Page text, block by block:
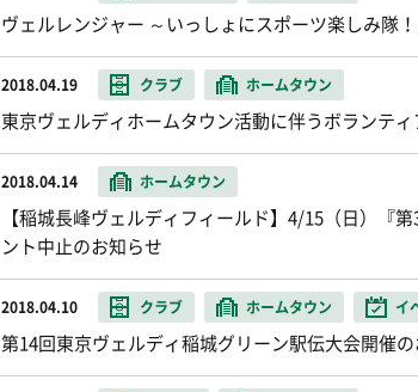
ヴェルレンジャー ～いっしょにスポーツ楽しみ隊
2018.04.19 クラブ ホームタウン
東京ヴェルディホームタウン活動に伴うボランテ
2018.04.14 ホームタウン
【稲城長峰ヴェルディフィールド】4/15（日）『
ント中止のお知らせ
2018.04.10 クラブ ホームタウン イ
第14回東京ヴェルディ稲城グリーン駅伝大会開催